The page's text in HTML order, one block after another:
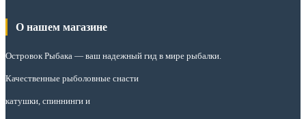
О нашем магазине
Островок Рыбака — ваш надежный гид в мире рыбалки.
Качественные рыболовные снасти
катушки, спиннинги и